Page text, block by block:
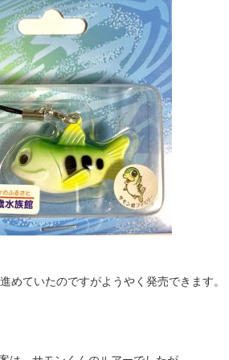
めていたのですがようやく発売できます。